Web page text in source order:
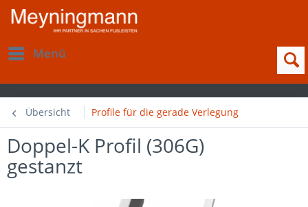
Menü
Übersicht Profile für die gerade Verlegung
Doppel-K Profil (306G)
gestanzt